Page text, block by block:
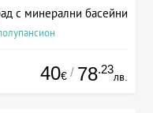
с минерални басейни
40€ / 78.23
лв.